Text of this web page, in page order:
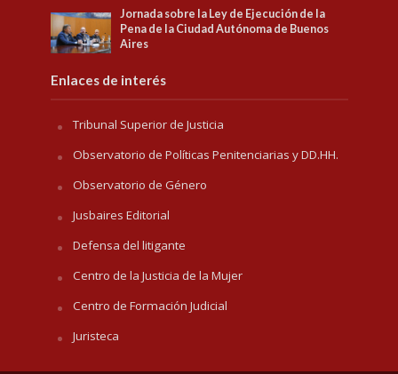
Jornada sobre la Ley de Ejecución de la
Pena de la Ciudad Autónoma de Buenos
Aires
Enlaces de interés
Tribunal Superior de Justicia
Observatorio de Políticas Penitenciarias y DD.HH.
Observatorio de Género
Jusbaires Editorial
Defensa del litigante
Centro de la Justicia de la Mujer
Centro de Formación Judicial
Juristeca